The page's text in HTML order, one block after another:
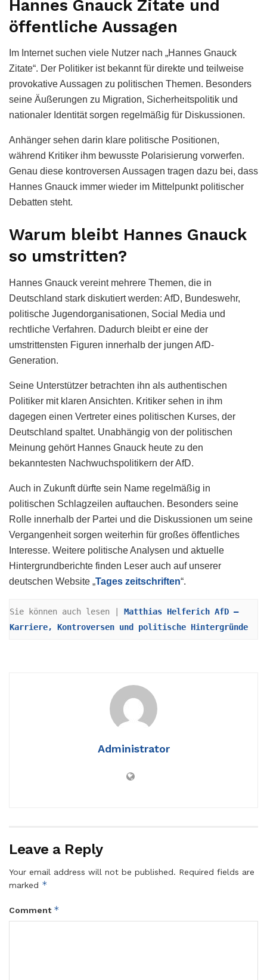
Hannes Gnauck Zitate und
öffentliche Aussagen
Im Internet suchen viele Nutzer nach „Hannes Gnauck
Zitate“. Der Politiker ist bekannt für direkte und teilweise
provokative Aussagen zu politischen Themen. Besonders
seine Äußerungen zu Migration, Sicherheitspolitik und
nationaler Identität sorgen regelmäßig für Diskussionen.
Anhänger sehen darin klare politische Positionen,
während Kritiker ihm bewusste Polarisierung vorwerfen.
Genau diese kontroversen Aussagen tragen dazu bei, dass
Hannes Gnauck immer wieder im Mittelpunkt politischer
Debatten steht.
Warum bleibt Hannes Gnauck
so umstritten?
Hannes Gnauck vereint mehrere Themen, die in
Deutschland stark diskutiert werden: AfD, Bundeswehr,
politische Jugendorganisationen, Social Media und
rechtliche Verfahren. Dadurch bleibt er eine der
umstrittensten Figuren innerhalb der jungen AfD-
Generation.
Seine Unterstützer betrachten ihn als authentischen
Politiker mit klaren Ansichten. Kritiker sehen in ihm
dagegen einen Vertreter eines politischen Kurses, der
Deutschland spaltet. Unabhängig von der politischen
Meinung gehört Hannes Gnauck heute zu den
bekanntesten Nachwuchspolitikern der AfD.
Auch in Zukunft dürfte sein Name regelmäßig in
politischen Schlagzeilen auftauchen. Besonders seine
Rolle innerhalb der Partei und die Diskussionen um seine
Vergangenheit sorgen weiterhin für großes öffentliches
Interesse. Weitere politische Analysen und aktuelle
Hintergrundberichte finden Leser auch auf unserer
deutschen Website „Tages zeitschriften“.
Sie können auch lesen | Matthias Helferich AfD –
Karriere, Kontroversen und politische Hintergründe
Administrator
Leave a Reply
Your email address will not be published. Required fields are
marked *
Comment *